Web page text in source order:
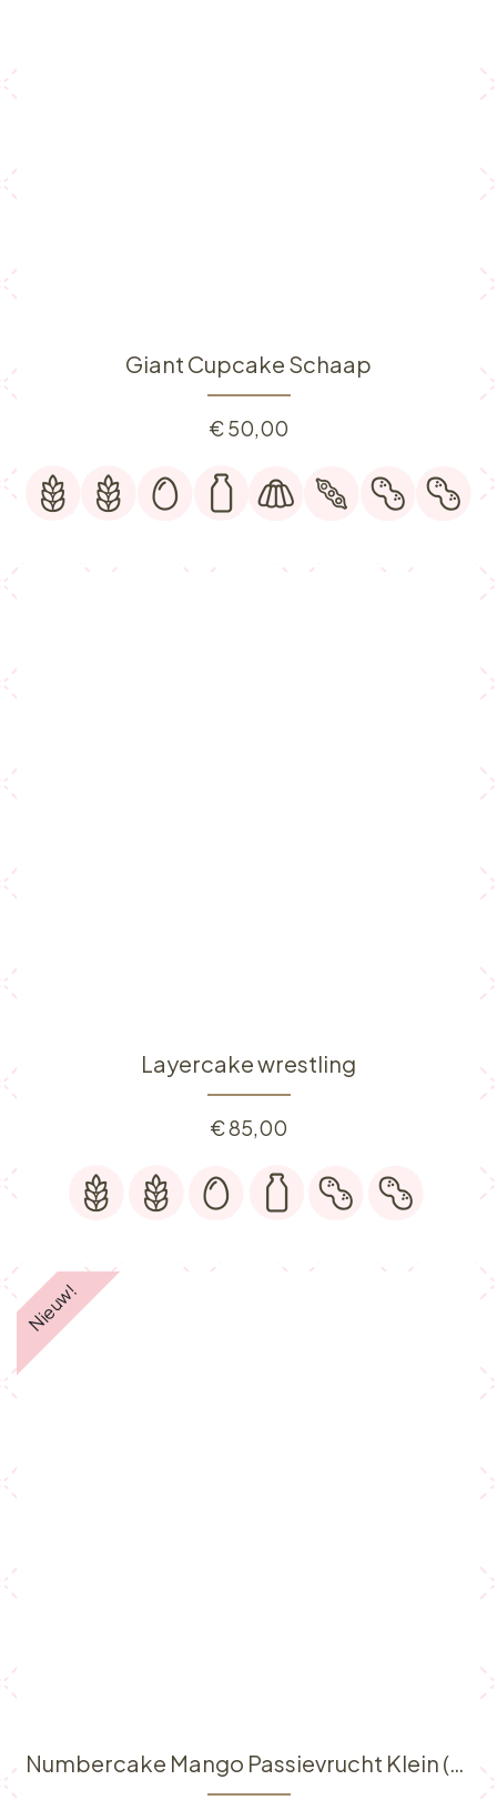
Giant Cupcake Schaap
€50,00
Layercake wrestling
€85,00
Nieuw!
Numbercake Mango Passievrucht Klein (6p)